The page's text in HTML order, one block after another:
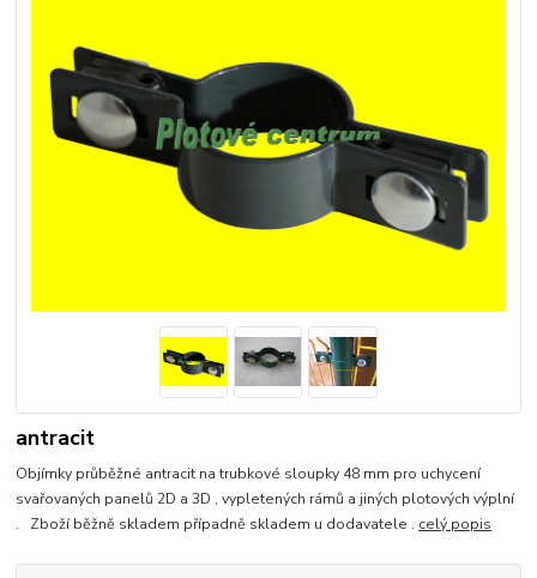
antracit
Objímky průběžné antracit na trubkové sloupky 48 mm pro uchycení
svařovaných panelů 2D a 3D , vypletených rámů a jiných plotových výplní
. Zboží běžně skladem případně skladem u dodavatele . celý popis